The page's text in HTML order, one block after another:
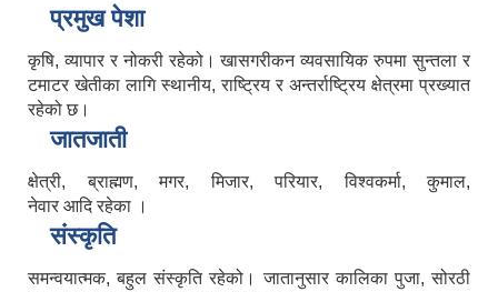
प्रमुख पेशा
कृषि, व्यापार र नोकरी रहेको। खासगरीकन व्यवसायिक रुपमा सुन्तला र
टमाटर खेतीका लागि स्थानीय, राष्ट्रिय र अन्तर्राष्ट्रिय क्षेत्रमा प्रख्यात
रहेको छ।
जातजाती
क्षेत्री, ब्राह्मण, मगर, मिजार, परियार, विश्वकर्मा, कुमाल,
नेवार आदि रहेका ।
संस्कृति
समन्वयात्मक, बहुल संस्कृति रहेको। जातानुसार कालिका पुजा, सोरठी